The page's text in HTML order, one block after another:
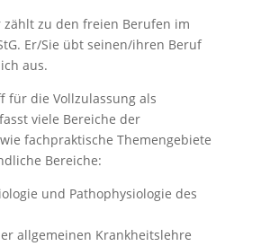
zählt zu den freien Berufen im
Er/Sie übt seinen/ihren Beruf
aus.
für die Vollzulassung als
viele Bereiche der
fachpraktische Themengebiete
Bereiche:
und Pathophysiologie des
allgemeinen Krankheitslehre